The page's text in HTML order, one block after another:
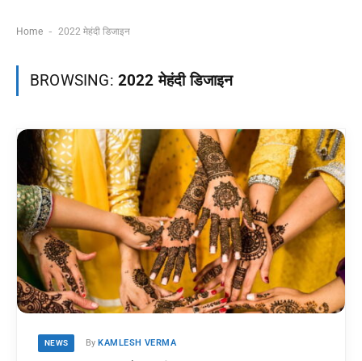
Home - 2022 मेहंदी डिजाइन
BROWSING: 2022 मेहंदी डिजाइन
NEWS By KAMLESH VERMA